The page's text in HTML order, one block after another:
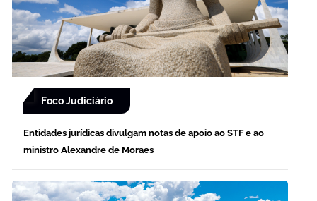
Foco Judiciário
Entidades jurídicas divulgam notas de apoio ao STF e ao
ministro Alexandre de Moraes